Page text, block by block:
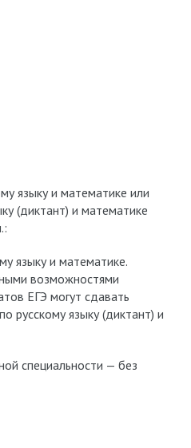
языку и математике или
(диктант) и математике
языку и математике.
возможностями
ЕГЭ могут сдавать
русскому языку (диктант) и
специальности — без